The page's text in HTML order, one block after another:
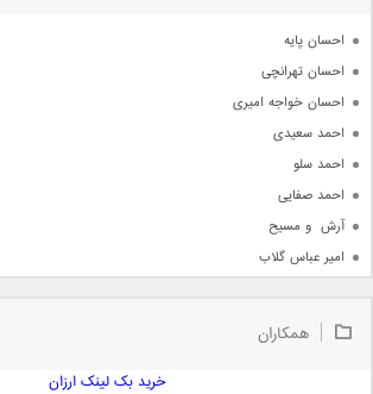
احسان پایه
احسان تهرانچی
احسان خواجه امیری
احمد سعیدی
احمد سلو
احمد صفایی
آرش  و مسیح
امیر عباس گلاب
امیر علی
همکاران
خرید بک لینک ارزان